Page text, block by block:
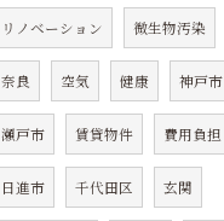
リノベーション 微生物汚染
奈良 空気 健康 神戸市
瀬戸市 賃貸物件 費用負担
日進市 千代田区 玄関